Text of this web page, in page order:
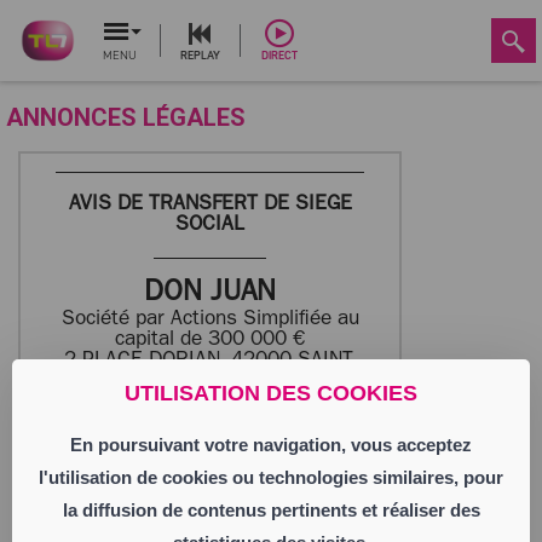
UTILISATION DES COOKIES
En poursuivant votre navigation, vous acceptez
l'utilisation de cookies ou technologies similaires, pour
la diffusion de contenus pertinents et réaliser des
MENU REPLAY DIRECT
ANNONCES LÉGALES
AVIS DE TRANSFERT DE SIEGE
SOCIAL
DON JUAN
Société par Actions Simplifiée au
capital de 300 000 €
2 PLACE DORIAN, 42000 SAINT-
ETIENNE
384 741 989 RCS SAINT-ETIENNE
Par décision du 18/09/2025, le président
de la société « DON JUAN », a décidé de
transférer le siège social à LE REVEST LES